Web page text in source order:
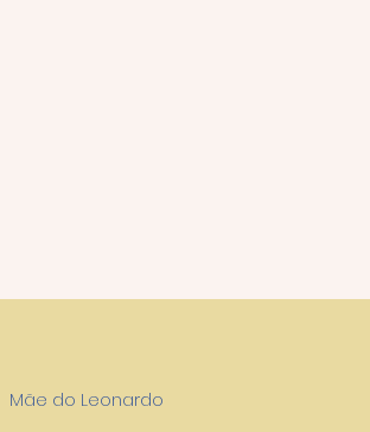
Mãe do Leonardo